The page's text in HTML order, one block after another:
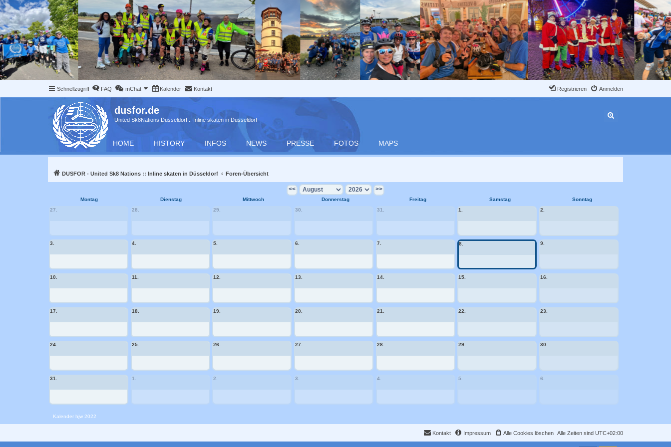
Schnellzugriff FAQ mChat Kalender Kontakt Anmelden
Registrieren
dusfor.de
United Sk8Nations Düsseldorf :: Inline skaten in Düsseldorf
HOME HISTORY INFOS NEWS PRESSE FOTOS MAPS
DUSFOR - United Sk8 Nations :: Inline skaten in Düsseldorf Foren-Übersicht
<< >>
Montag Dienstag Mittwoch Donnerstag Freitag Samstag
Sonntag
27.
28. 29. 30. 31. 1. 2.
3. 4. 5. 6. 7. 8. 9.
10. 11. 12. 13. 14. 15. 16.
17. 18. 19. 20. 21. 22. 23.
24. 25. 26. 27. 28. 29. 30.
31. 1. 2. 3. 4. 5. 6.
Kalender hjw 2022
Alle Zeiten sind UTC+02:00
Alle Cookies löschen
Impressum
Kontakt